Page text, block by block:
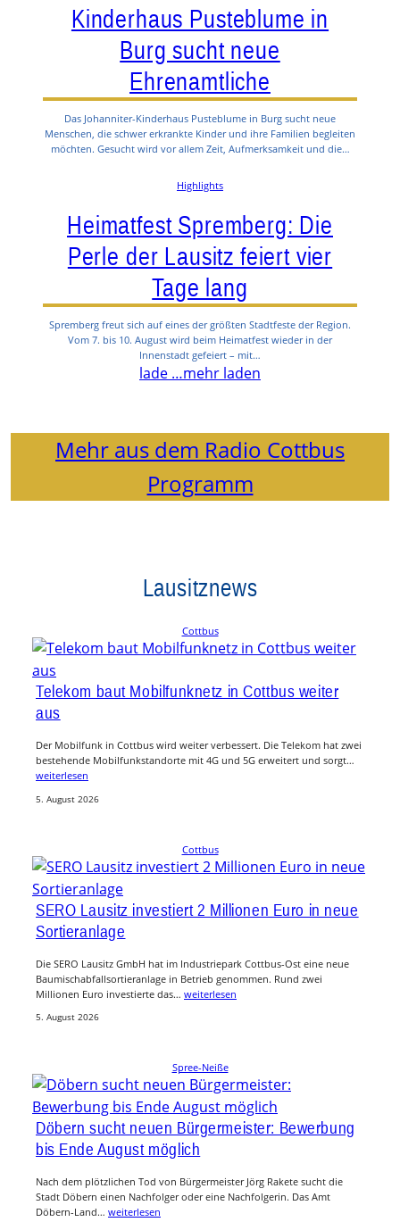
Kinderhaus Pusteblume in
Burg sucht neue
Ehrenamtliche
Das Johanniter-Kinderhaus Pusteblume in Burg sucht neue
Menschen, die schwer erkrankte Kinder und ihre Familien begleiten
möchten. Gesucht wird vor allem Zeit, Aufmerksamkeit und die…
Highlights
Heimatfest Spremberg: Die
Perle der Lausitz feiert vier
Tage lang
Spremberg freut sich auf eines der größten Stadtfeste der Region.
Vom 7. bis 10. August wird beim Heimatfest wieder in der
Innenstadt gefeiert – mit…
lade …mehr laden
Mehr aus dem Radio Cottbus
Programm
Lausitznews
Cottbus
Telekom baut Mobilfunknetz in Cottbus weiter
aus
Der Mobilfunk in Cottbus wird weiter verbessert. Die Telekom hat zwei
bestehende Mobilfunkstandorte mit 4G und 5G erweitert und sorgt…
weiterlesen
5. August 2026
Cottbus
SERO Lausitz investiert 2 Millionen Euro in neue
Sortieranlage
Die SERO Lausitz GmbH hat im Industriepark Cottbus-Ost eine neue
Baumischabfallsortieranlage in Betrieb genommen. Rund zwei
Millionen Euro investierte das… weiterlesen
5. August 2026
Spree-Neiße
Döbern sucht neuen Bürgermeister: Bewerbung
bis Ende August möglich
Nach dem plötzlichen Tod von Bürgermeister Jörg Rakete sucht die
Stadt Döbern einen Nachfolger oder eine Nachfolgerin. Das Amt
Döbern-Land… weiterlesen